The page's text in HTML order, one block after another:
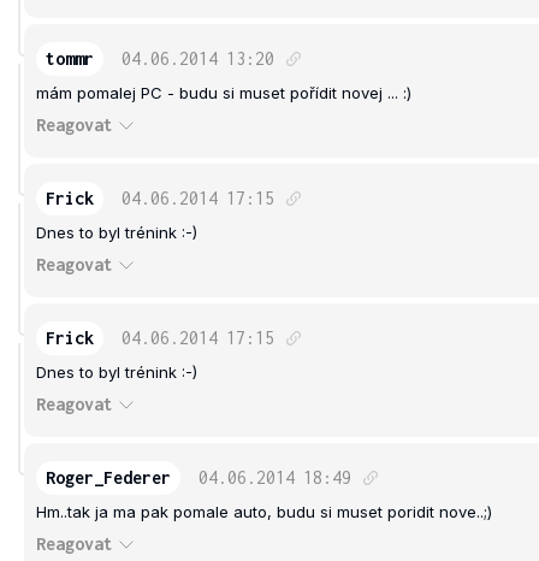
tommr 04.06.2014 13:20
mám pomalej PC - budu si muset pořídit novej ... :)
Reagovat
Frick 04.06.2014 17:15
Dnes to byl trénink :-)
Reagovat
Frick 04.06.2014 17:15
Dnes to byl trénink :-)
Reagovat
Roger_Federer 04.06.2014 18:49
Hm..tak ja ma pak pomale auto, budu si muset poridit nove..;)
Reagovat